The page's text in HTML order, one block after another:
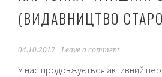
(ВИДАВНИЦТВО
04.10.2017 Leave a comment
У нас продовжується активний